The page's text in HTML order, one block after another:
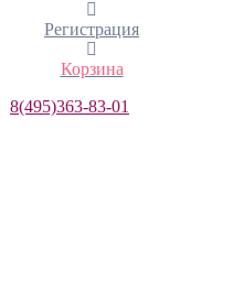
Регистрация
Корзина
8(495)363-83-01